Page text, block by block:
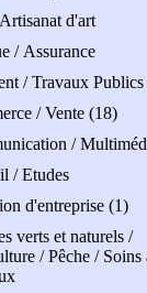
d'art
/ Assurance
/ Travaux
/ Vente (18)
/
/ Etudes
d'entreprise (1)
verts et naturels /
/ Pêche / Soins